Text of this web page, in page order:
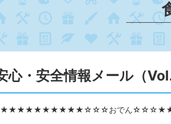
心・安全情報メール（
おでん